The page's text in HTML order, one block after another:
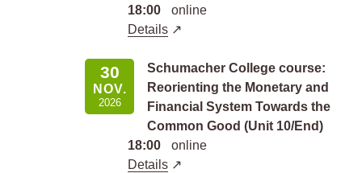
18:00
online
Details
30
NOV.
2026
Schumacher College course:
Reorienting the Monetary and
Financial System Towards the
Common Good (Unit 10/End)
18:00
online
Details